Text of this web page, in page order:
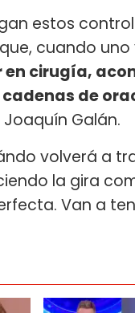
estos
cuando
en cirugía,
de
Galán.
volverá a
la gira
Van a